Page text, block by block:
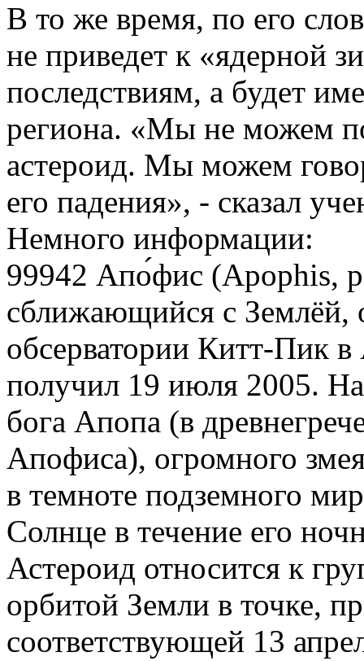
В то же время, по его
не приведет к «ядерной
последствиям, а будет
региона. «Мы не можем
астероид. Мы можем
его падения», - сказал
Немного информации:
99942 Апо́фис (Apophis,
сближающийся с Землёй,
обсерватории Китт-Пик в
получил 19 июля 2005.
бога Апопа (в
Апофиса), огромного
в темноте подземного
Солнце в течение его
Астероид относится к
орбитой Земли в точке,
соответствующей 13